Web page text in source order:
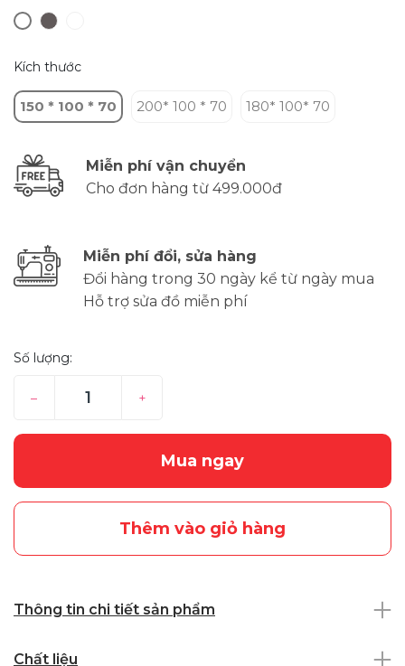
Kích thước
150 * 100 * 70 200* 100 * 70 180* 100* 70
Miễn phí vận chuyển
Cho đơn hàng từ 499.000đ
Miễn phí đổi, sửa hàng
Đổi hàng trong 30 ngày kể từ ngày mua
Hỗ trợ sửa đồ miễn phí
Số lượng:
– +
Mua ngay
Thêm vào giỏ hàng
Thông tin chi tiết sản phẩm
Chất liệu